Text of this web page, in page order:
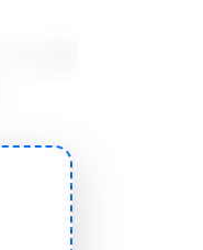
せ
、「研
を生